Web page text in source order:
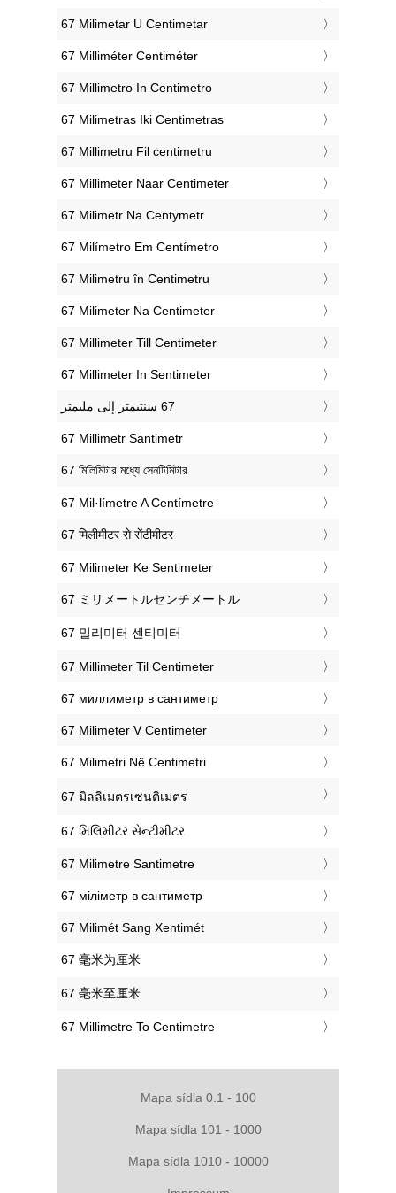
‎67 Milimetar U Centimetar
‎67 Milliméter Centiméter
‎67 Millimetro In Centimetro
‎67 Milimetras Iki Centimetras
‎67 Millimetru Fil ċentimetru
‎67 Millimeter Naar Centimeter
‎67 Milimetr Na Centymetr
‎67 Milímetro Em Centímetro
‎67 Milimetru în Centimetru
‎67 Milimeter Na Centimeter
‎67 Millimeter Till Centimeter
‎67 Millimeter In Sentimeter
‎67 Millimetr Santimetr
‎67 মিলিমিটার মধ্যে সেনটিমিটার
‎67 Mil·límetre A Centímetre
‎67 मिलीमीटर से सेंटीमीटर
‎67 Milimeter Ke Sentimeter
‎67 ミリメートルセンチメートル
‎67 밀리미터 센티미터
‎67 Millimeter Til Centimeter
‎67 миллиметр в сантиметр
‎67 Milimeter V Centimeter
‎67 Milimetri Në Centimetri
‎67 มิลลิเมตรเซนติเมตร
‎67 મિલિમીટર સેન્ટીમીટર
‎67 Milimetre Santimetre
‎67 міліметр в сантиметр
‎67 Milimét Sang Xentimét
‎67 毫米为厘米
‎67 毫米至厘米
‎67 Millimetre To Centimetre
Mapa sídla 0.1 - 100
Mapa sídla 101 - 1000
Mapa sídla 1010 - 10000